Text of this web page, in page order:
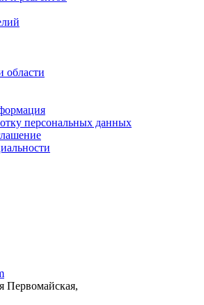
области
персональных данных
Первомайская,